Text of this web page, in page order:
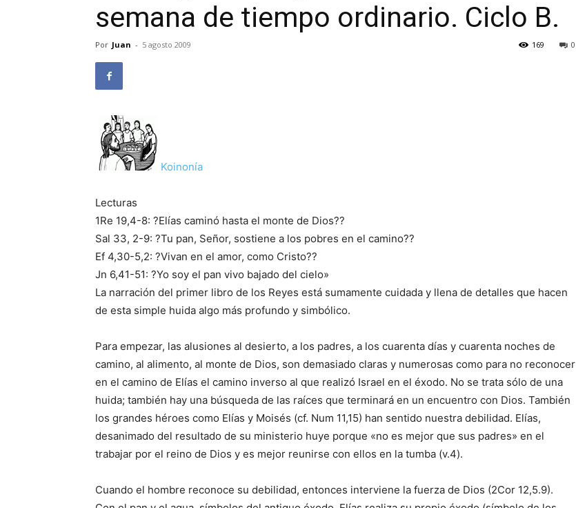
semana de tiempo ordinario. Ciclo B.
Por Juan - 5 agosto 2009 0
169
Koinonía
Lecturas
1Re 19,4-8: ?Elías caminó hasta el monte de Dios??
Sal 33, 2-9: ?Tu pan, Señor, sostiene a los pobres en el camino??
Ef 4,30-5,2: ?Vivan en el amor, como Cristo??
Jn 6,41-51: ?Yo soy el pan vivo bajado del cielo»
La narración del primer libro de los Reyes está sumamente cuidada y llena de detalles que hacen
de esta simple huida algo más profundo y simbólico.
Para empezar, las alusiones al desierto, a los padres, a los cuarenta días y cuarenta noches de
camino, al alimento, al monte de Dios, son demasiado claras y numerosas como para no reconocer
en el camino de Elías el camino inverso al que realizó Israel en el éxodo. No se trata sólo de una
huida; también hay una búsqueda de las raíces que terminará en un encuentro con Dios. También
los grandes héroes como Elías y Moisés (cf. Num 11,15) han sentido nuestra debilidad. Elías,
desanimado del resultado de su ministerio huye porque «no es mejor que sus padres» en el
trabajar por el reino de Dios y es mejor reunirse con ellos en la tumba (v.4).
Cuando el hombre reconoce su debilidad, entonces interviene la fuerza de Dios (2Cor 12,5.9).